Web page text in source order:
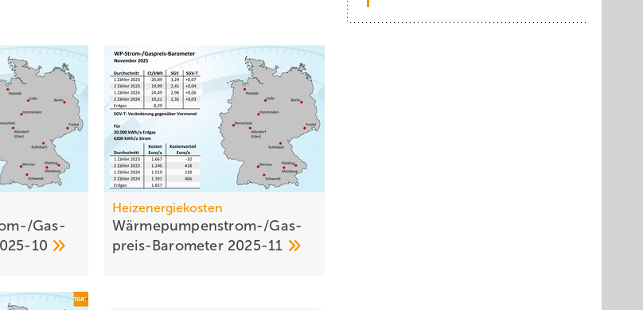
Gas­
10
Heizenergiekosten
Wärmepumpen­strom-/Gas­
preis-Baro­meter 2025-11